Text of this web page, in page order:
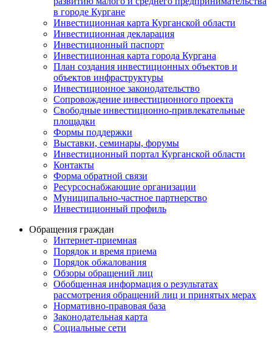
в городе Кургане
Инвестиционная карта Курганской области
Инвестиционная декларация
Инвестиционный паспорт
Инвестиционная карта города Кургана
План создания инвестиционных объектов и
объектов инфраструктуры
Инвестиционное законодательство
Сопровождение инвестиционного проекта
Свободные инвестиционно-привлекательные
площадки
Формы поддержки
Выставки, семинары, форумы
Инвестиционный портал Курганской области
Контакты
Форма обратной связи
Ресурсоснабжающие организации
Муниципально-частное партнерство
Инвестиционный профиль
Обращения граждан
Интернет-приемная
Порядок и время приема
Порядок обжалования
Обзоры обращений лиц
Обобщенная информация о результатах
рассмотрения обращений лиц и принятых мерах
Нормативно-правовая база
Законодательная карта
Социальные сети